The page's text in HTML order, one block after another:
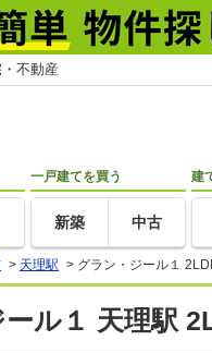
不動産
一戸建てを買う
新築 中古
建
> 天理駅 > グラン・ジール１
ル１ 天理駅